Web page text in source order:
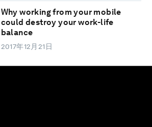
Why working from your mobile
could destroy your work-life
balance
2017年12月21日